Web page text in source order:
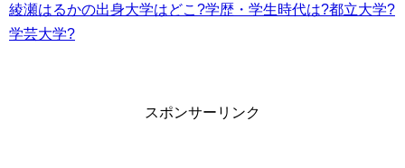
綾瀬はるかの出身大学はどこ?学歴・学生時代は?都立大学?
学芸大学?
スポンサーリンク